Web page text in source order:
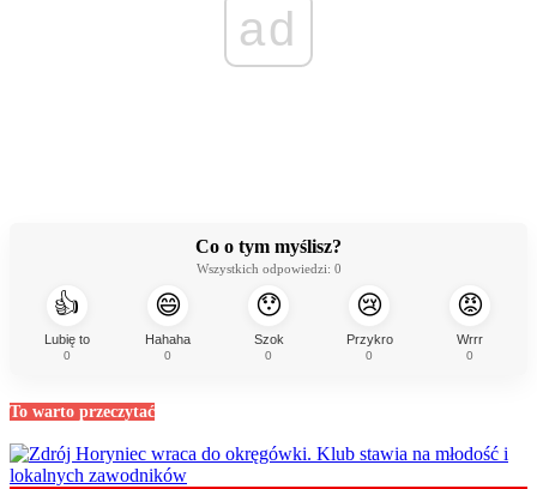
ad
Co o tym myślisz?
Wszystkich odpowiedzi: 0
👍
Lubię to
0
😄
Hahaha
0
😯
Szok
0
😢
Przykro
0
😡
Wrrr
0
To warto przeczytać